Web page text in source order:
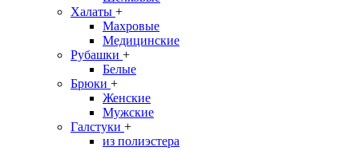
Халаты +
Махровые
Медицинские
Рубашки +
Белые
Брюки +
Женские
Мужские
Галстуки +
из полиэстера